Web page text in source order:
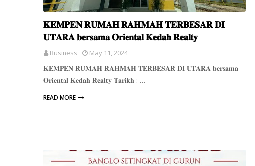
𝐊𝐄𝐌𝐏𝐄𝐍 𝐑𝐔𝐌𝐀𝐇 𝐑𝐀𝐇𝐌𝐀𝐇 𝐓𝐄𝐑𝐁𝐄𝐒𝐀𝐑 𝐃𝐈
𝐔𝐓𝐀𝐑𝐀 𝐛𝐞𝐫𝐬𝐚𝐦𝐚 𝐎𝐫𝐢𝐞𝐧𝐭𝐚𝐥 𝐊𝐞𝐝𝐚𝐡 𝐑𝐞𝐚𝐥𝐭𝐲
Business May 11, 2024
𝐊𝐄𝐌𝐏𝐄𝐍 𝐑𝐔𝐌𝐀𝐇 𝐑𝐀𝐇𝐌𝐀𝐇 𝐓𝐄𝐑𝐁𝐄𝐒𝐀𝐑 𝐃𝐈 𝐔𝐓𝐀𝐑𝐀 𝐛𝐞𝐫𝐬𝐚𝐦𝐚
𝐎𝐫𝐢𝐞𝐧𝐭𝐚𝐥 𝐊𝐞𝐝𝐚𝐡 𝐑𝐞𝐚𝐥𝐭𝐲 𝐓𝐚𝐫𝐢𝐤𝐡 : …
READ MORE